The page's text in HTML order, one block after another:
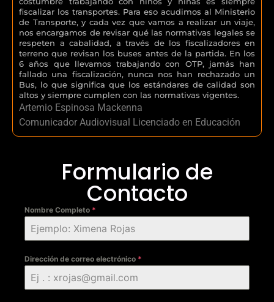
fiscalizar los transportes. Para eso acudimos al Ministerio
de Transporte, y cada vez que vamos a realizar un viaje,
nos encargamos de revisar qué las normativas legales se
respeten a cabalidad, a través de los fiscalizadores en
terreno que revisan los buses antes de la partida. En los
6 años que llevamos trabajando con OTP, jamás han
fallado una fiscalización, nunca nos han rechazado un
Bus, lo que significa que los estándares de calidad son
altos y siempre cumplen con las normativas vigentes.
Artemio Espinosa Mackenna
Comunicador Audiovisual Licenciado en Educación
Formulario de
Contacto
Nombre Completo *
Dirección de correo electrónico *